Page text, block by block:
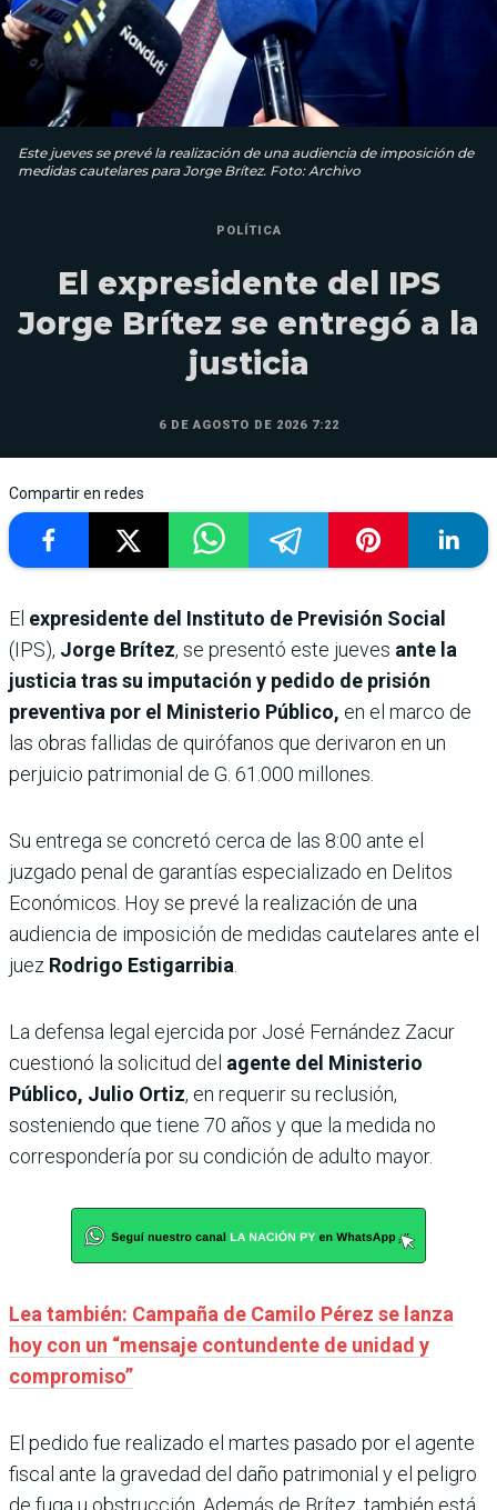
Este jueves se prevé la realización de una audiencia de imposición de
medidas cautelares para Jorge Brítez. Foto: Archivo
POLÍTICA
El expresidente del IPS
Jorge Brítez se entregó a la
justicia
6 DE AGOSTO DE 2026 7:22
Compartir en redes
El expresidente del Instituto de Previsión Social
(IPS), Jorge Brítez, se presentó este jueves ante la
justicia tras su imputación y pedido de prisión
preventiva por el Ministerio Público, en el marco de
las obras fallidas de quirófanos que derivaron en un
perjuicio patrimonial de G. 61.000 millones.
Su entrega se concretó cerca de las 8:00 ante el
juzgado penal de garantías especializado en Delitos
Económicos. Hoy se prevé la realización de una
audiencia de imposición de medidas cautelares ante el
juez Rodrigo Estigarribia
La defensa legal ejercida por José Fernández Zacur
cuestionó la solicitud del agente del Ministerio
Público, Julio Ortiz, en requerir su reclusión,
sosteniendo que tiene 70 años y que la medida no
correspondería por su condición de adulto mayor.
Lea también: Campaña de Camilo Pérez se lanza
hoy con un “mensaje contundente de unidad y
compromiso”
El pedido fue realizado el martes pasado por el agente
fiscal ante la gravedad del daño patrimonial y el peligro
de fuga u obstrucción. Además de Brítez, también está